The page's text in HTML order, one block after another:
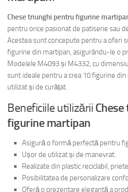
Chese triunghi pentru figurine
pentru orice pasionat de patiserie sau
Acestea sunt concepute pentru a oferi
figurine din martipan, asigurându-le o
Modelele M4093 și M4332, cu
sunt ideale pentru a crea 10 figurine
utilizat și de curățat.
Beneficiile utilizării
figurine martipan
Asigură o formă perfectă pentru
Ușor de utilizat și de manevrat.
Realizate din plastic reciclabil,
Posibilitatea de personalizare
Oferă o prezentare elegantă a